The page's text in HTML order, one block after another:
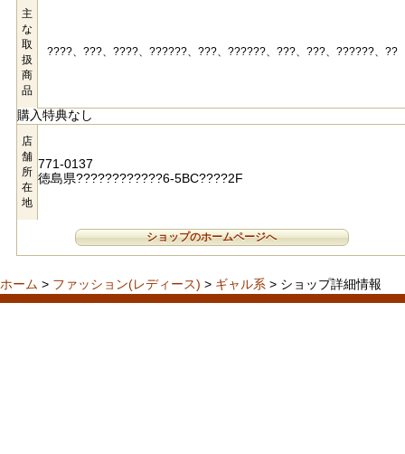
主
な
取
扱
商
品
????、???、????、??????、???、??????、???、???、??????、??
購入特典なし
店
舗
所
在
地
771-0137
徳島県????????????6-5BC????2F
ショップのホームページへ
ホーム > ファッション(レディース) > ギャル系 > ショップ詳細情報